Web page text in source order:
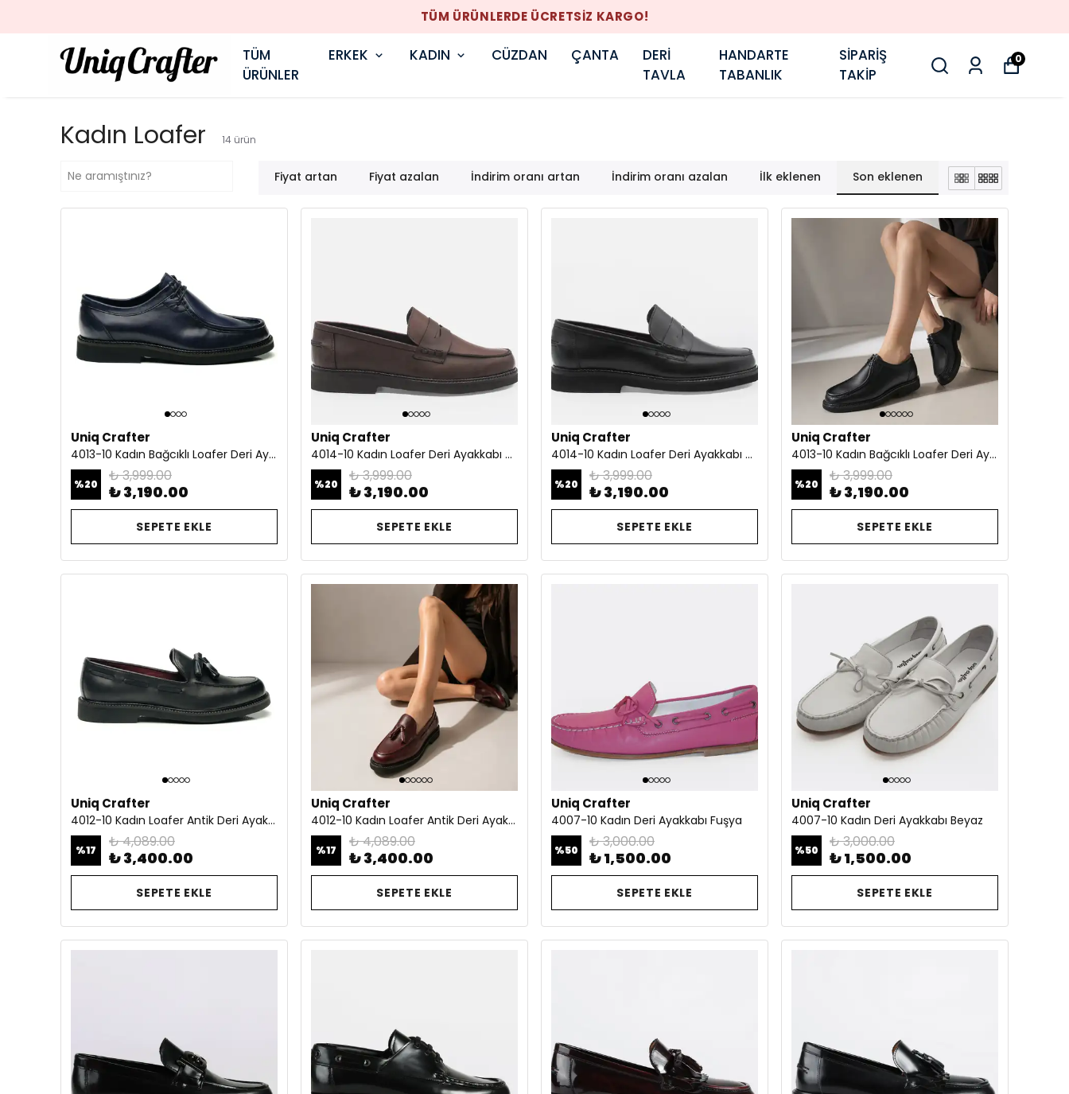
TÜM ÜRÜNLERDE ÜCRETSİZ KARGO!
TÜM
ÜRÜNLER
ERKEK KADIN CÜZDAN ÇANTA
DERİ
TAVLA
HANDARTE
TABANLIK
SİPARİŞ
TAKİP
0
Kadın Loafer 14 ürün
Fiyat artan Fiyat azalan İndirim oranı artan İndirim oranı azalan İlk eklenen Son eklenen
Uniq Crafter
4013-10 Kadın Bağcıklı Loafer Deri Ayakkabı Lacivert
%20 ₺ 3,999.00
₺ 3,190.00
SEPETE EKLE
Uniq Crafter
4014-10 Kadın Loafer Deri Ayakkabı Kahve
%20 ₺ 3,999.00
₺ 3,190.00
SEPETE EKLE
Uniq Crafter
4014-10 Kadın Loafer Deri Ayakkabı Siyah
%20 ₺ 3,999.00
₺ 3,190.00
SEPETE EKLE
Uniq Crafter
4013-10 Kadın Bağcıklı Loafer Deri Ayakkabı Siyah
%20 ₺ 3,999.00
₺ 3,190.00
SEPETE EKLE
Uniq Crafter
4012-10 Kadın Loafer Antik Deri Ayakkabı Siyah
%17 ₺ 4,089.00
₺ 3,400.00
SEPETE EKLE
Uniq Crafter
4012-10 Kadın Loafer Antik Deri Ayakkabı Bordo
%17 ₺ 4,089.00
₺ 3,400.00
SEPETE EKLE
Uniq Crafter
4007-10 Kadın Deri Ayakkabı Fuşya
%50 ₺ 3,000.00
₺ 1,500.00
SEPETE EKLE
Uniq Crafter
4007-10 Kadın Deri Ayakkabı Beyaz
%50 ₺ 3,000.00
₺ 1,500.00
SEPETE EKLE